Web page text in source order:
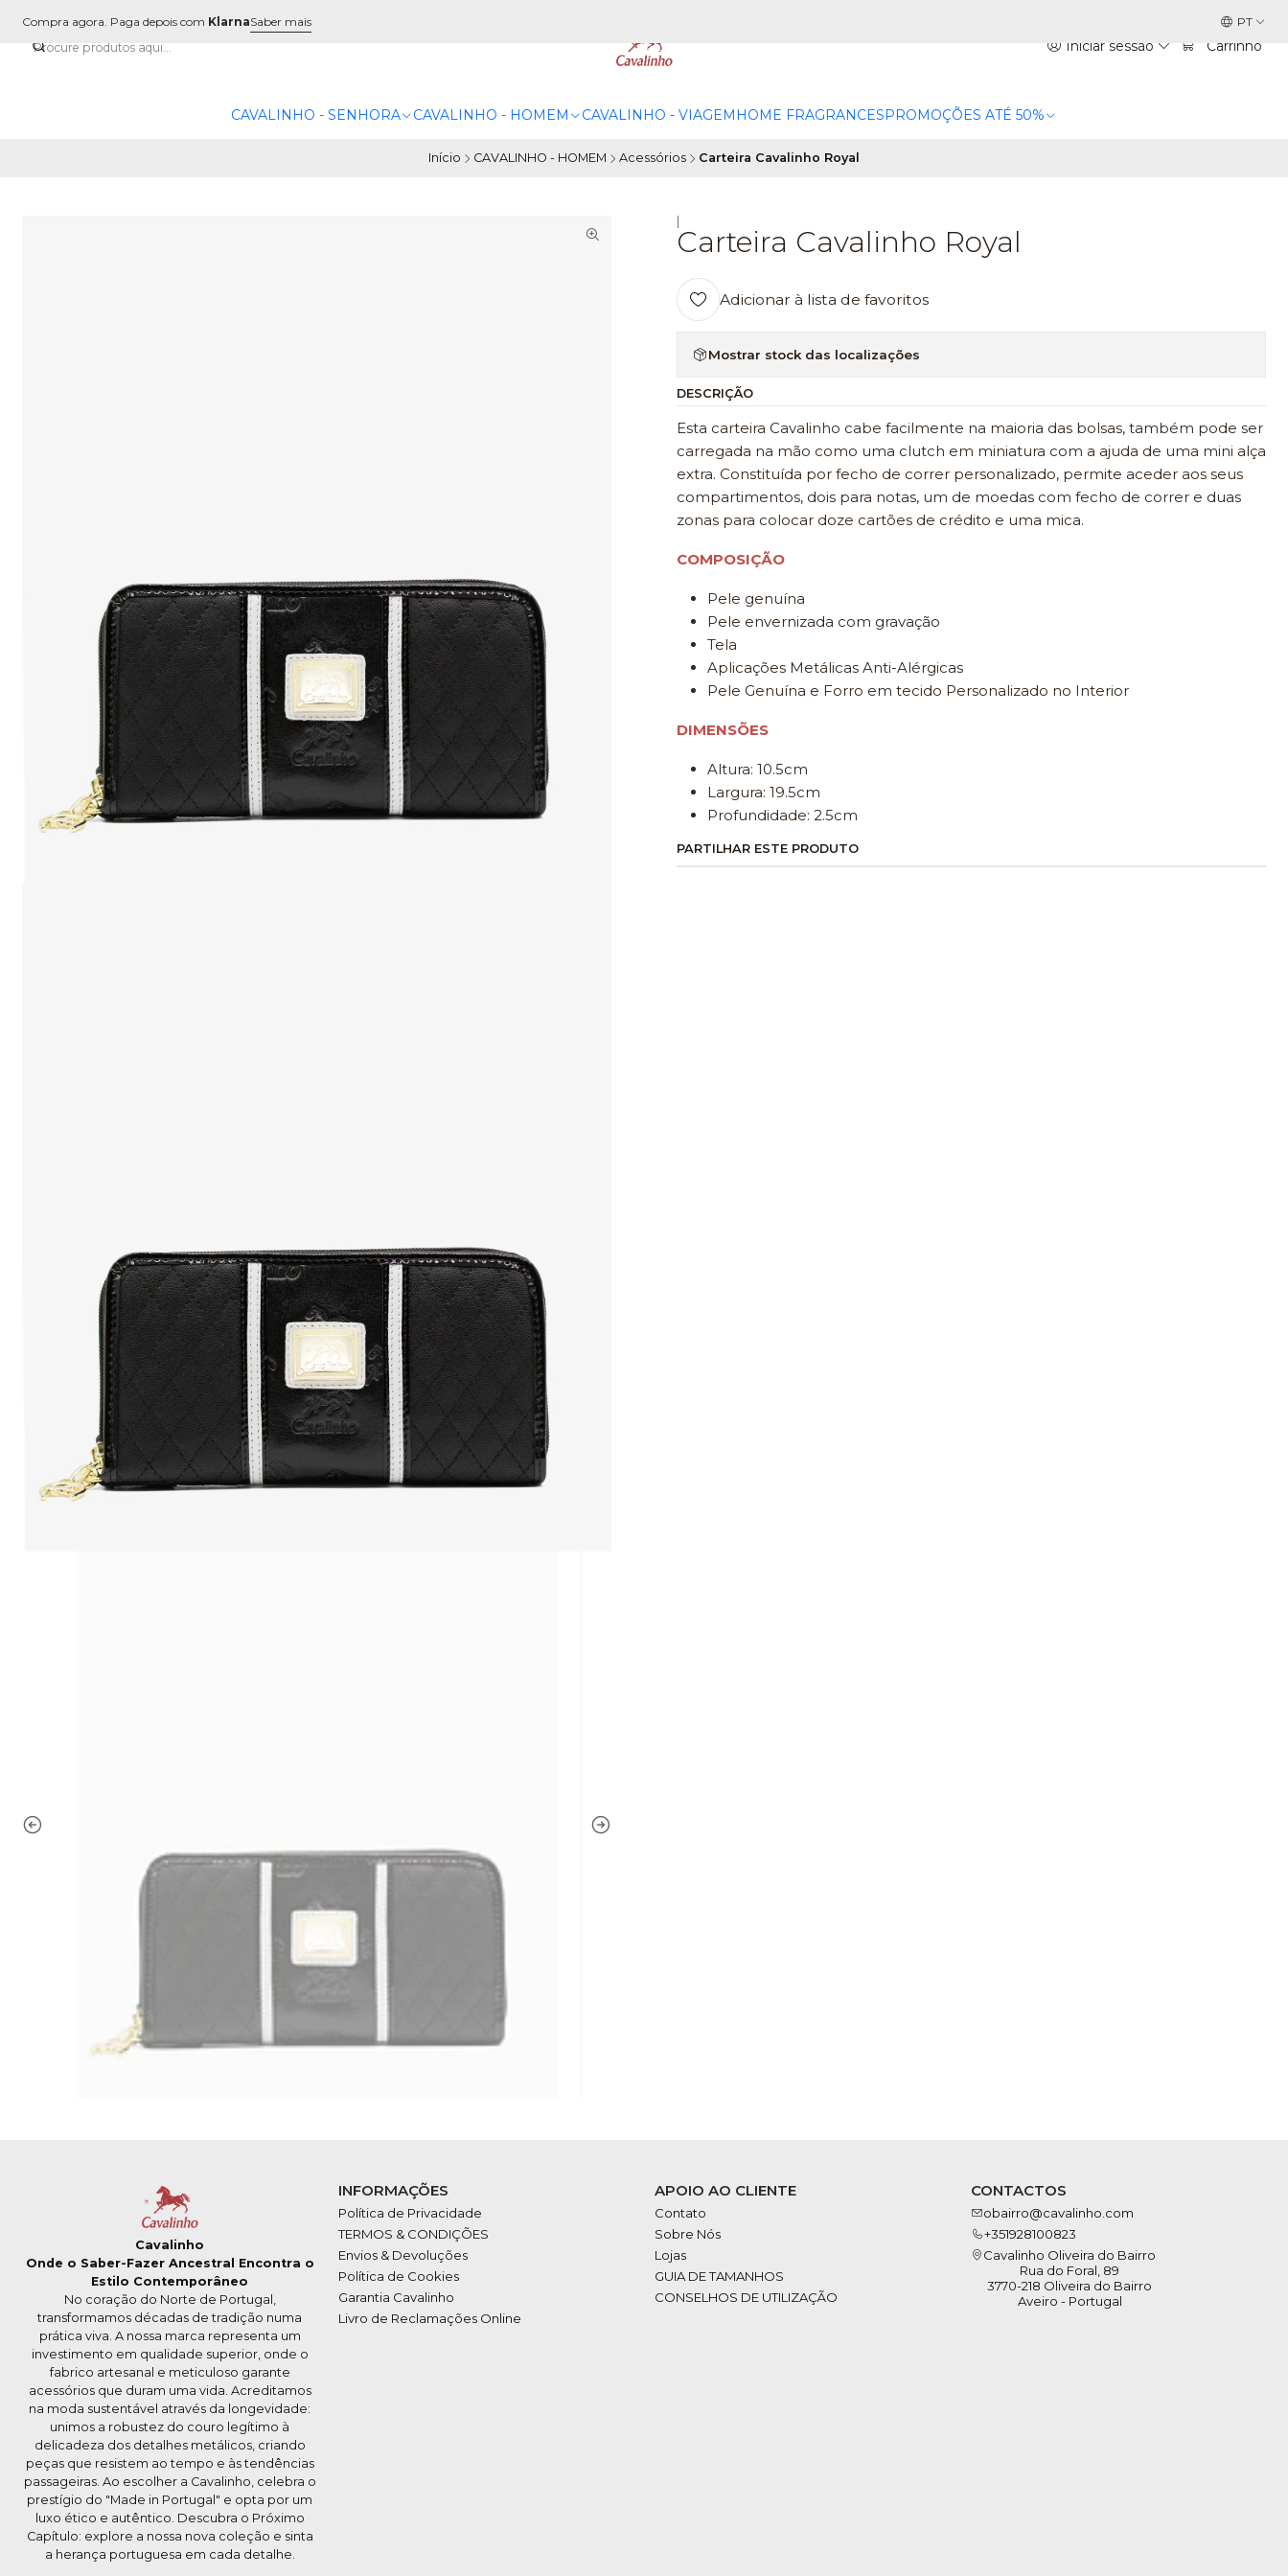
Iniciar sessão Carrinho
CAVALINHO - SENHORA CAVALINHO - HOMEM CAVALINHO - VIAGEM HOME FRAGRANCESPROMOÇÕES ATÉ 50%
Compra agora. Paga depois com KlarnaSaber mais PT
Início CAVALINHO - HOMEM Acessórios Carteira Cavalinho Royal
Carteira Cavalinho Royal
Adicionar à lista de favoritos
Mostrar stock das localizações
DESCRIÇÃO
Esta carteira Cavalinho cabe facilmente na maioria das bolsas, também pode ser
carregada na mão como uma clutch em miniatura com a ajuda de uma mini alça
extra. Constituída por fecho de correr personalizado, permite aceder aos seus
compartimentos, dois para notas, um de moedas com fecho de correr e duas
zonas para colocar doze cartões de crédito e uma mica.
COMPOSIÇÃO
Pele genuína
Pele envernizada com gravação
Tela
Aplicações Metálicas Anti-Alérgicas
Pele Genuína e Forro em tecido Personalizado no Interior
DIMENSÕES
Altura: 10.5cm
Largura: 19.5cm
Profundidade: 2.5cm
PARTILHAR ESTE PRODUTO
Cavalinho
Onde o Saber-Fazer Ancestral Encontra o
Estilo Contemporâneo
No coração do Norte de Portugal,
transformamos décadas de tradição numa
prática viva. A nossa marca representa um
investimento em qualidade superior, onde o
fabrico artesanal e meticuloso garante
acessórios que duram uma vida. Acreditamos
na moda sustentável através da longevidade:
unimos a robustez do couro legítimo à
delicadeza dos detalhes metálicos, criando
peças que resistem ao tempo e às tendências
passageiras. Ao escolher a Cavalinho, celebra o
prestígio do "Made in Portugal" e opta por um
luxo ético e autêntico. Descubra o Próximo
Capítulo: explore a nossa nova coleção e sinta
a herança portuguesa em cada detalhe.
INFORMAÇÕES
Política de Privacidade
TERMOS & CONDIÇÕES
Envios & Devoluções
Política de Cookies
Garantia Cavalinho
Livro de Reclamações Online
APOIO AO CLIENTE
Contato
Sobre Nós
Lojas
GUIA DE TAMANHOS
CONSELHOS DE UTILIZAÇÃO
CONTACTOS
obairro@cavalinho.com
+351928100823
Cavalinho Oliveira do Bairro
Rua do Foral, 89
3770-218 Oliveira do Bairro
Aveiro - Portugal